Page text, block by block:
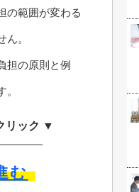
の範囲が変わる
。
担の原則と例
リック ▼
む